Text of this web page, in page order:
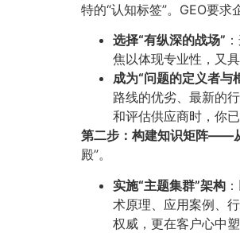
特的“认知标签”。GEO要求
选择“有纵深的战场”​
焦以体现专业性，又
成为“问题的定义者与
路线的优劣、最新的
和评估供应商时，你
第二步：构建知识矩阵——
殿”。
实施“主题集群”架构
术原理、应用案例、
权威，更在客户心中塑